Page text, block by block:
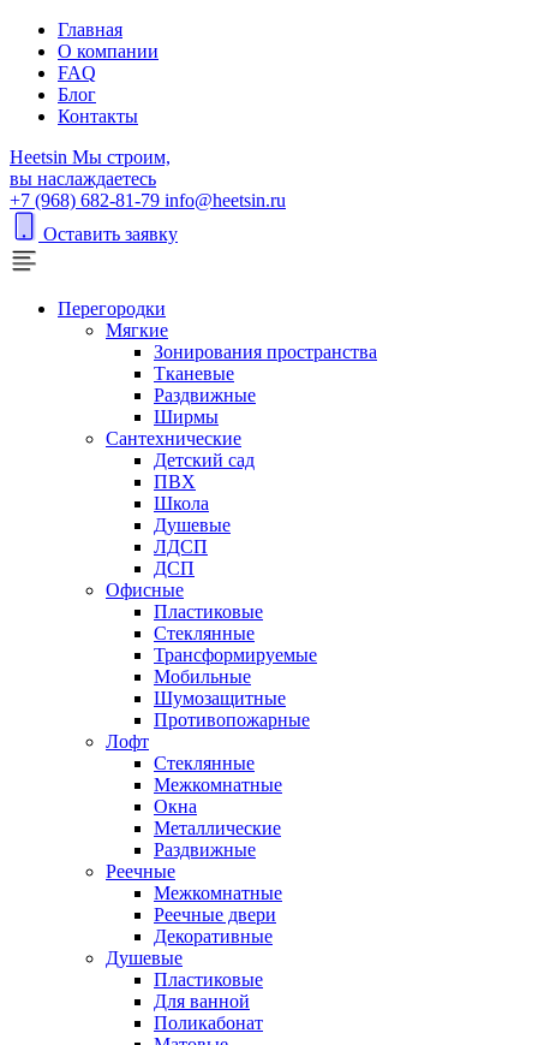
Главная
О компании
FAQ
Блог
Контакты
Heetsin Мы строим,
вы наслаждаетесь
+7 (968) 682-81-79 info@heetsin.ru
Оставить заявку
Перегородки
Мягкие
Зонирования пространства
Тканевые
Раздвижные
Ширмы
Сантехнические
Детский сад
ПВХ
Школа
Душевые
ЛДСП
ДСП
Офисные
Пластиковые
Стеклянные
Трансформируемые
Мобильные
Шумозащитные
Противопожарные
Лофт
Стеклянные
Межкомнатные
Окна
Металлические
Раздвижные
Реечные
Межкомнатные
Реечные двери
Декоративные
Душевые
Пластиковые
Для ванной
Поликабонат